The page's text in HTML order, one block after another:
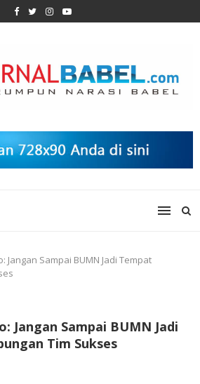
Jangan Sampai BUMN Jadi Tempat
Jangan Sampai BUMN Jadi
Tim Sukses